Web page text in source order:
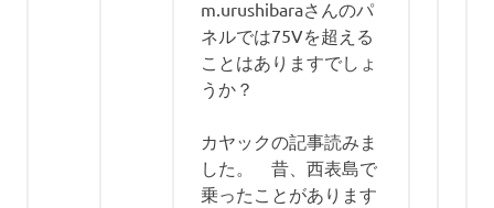
m.urushibaraさんのパ
ネルでは75Vを超える
ことはありますでしょ
うか？
カヤックの記事読みま
した。 昔、西表島で
乗ったことがあります